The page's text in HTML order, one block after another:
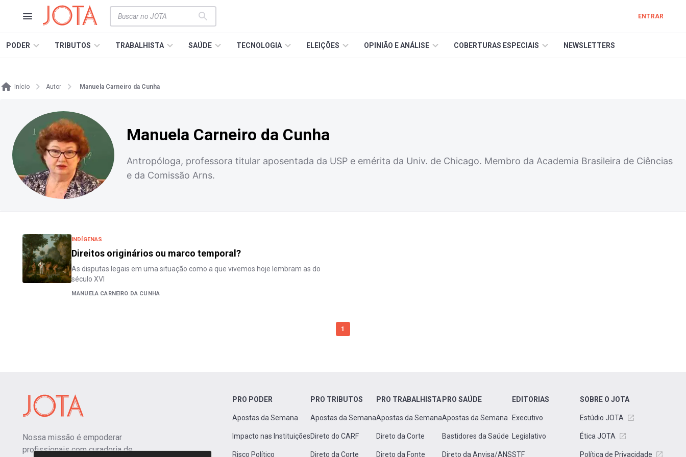
ENTRAR
PODER TRIBUTOS TRABALHISTA SAÚDE TECNOLOGIA ELEIÇÕES OPINIÃO E ANÁLISE COBERTURAS ESPECIAIS NEWSLETTERS
Início Autor Manuela Carneiro da Cunha
Manuela Carneiro da Cunha
Antropóloga, professora titular aposentada da USP e emérita da Univ. de Chicago. Membro da Academia Brasileira de Ciências
e da Comissão Arns.
INDÍGENAS
Direitos originários ou marco temporal?
As disputas legais em uma situação como a que vivemos hoje lembram as do
século XVI
MANUELA CARNEIRO DA CUNHA
1
Nossa missão é empoderar
profissionais com curadoria de
PRO PODER
Apostas da Semana
Impacto nas Instituições
Risco Político
PRO TRIBUTOS
Apostas da Semana
Direto do CARF
Direto da Corte
PRO TRABALHISTA
Apostas da Semana
Direto da Corte
Direto da Fonte
PRO SAÚDE
Apostas da Semana
Bastidores da Saúde
Direto da Anvisa/ANS
EDITORIAS
Executivo
Legislativo
STF
SOBRE O JOTA
Estúdio JOTA
Ética JOTA
Política de Privacidade